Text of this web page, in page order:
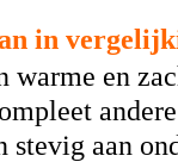
in
warme en
aan